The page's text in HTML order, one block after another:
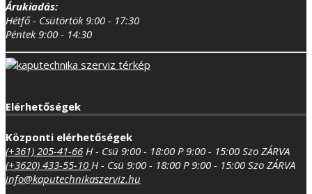
Árukiadás:
Hétfő - Csütörtök 9:00 - 17:30
Péntek 9:00 - 14:30
Elérhetőségek
Központi elérhetőségek
(+361) 205-41-66 H - Csü 9:00 - 18:00 P 9:00 - 15:00 Szo ZÁRVA
(+3620) 433-55-10 H - Csü 9:00 - 18:00 P 9:00 - 15:00 Szo ZÁRVA
info@kaputechnikaszerviz.hu